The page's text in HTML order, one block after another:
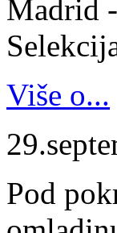
Madrid
Više o...
Pod